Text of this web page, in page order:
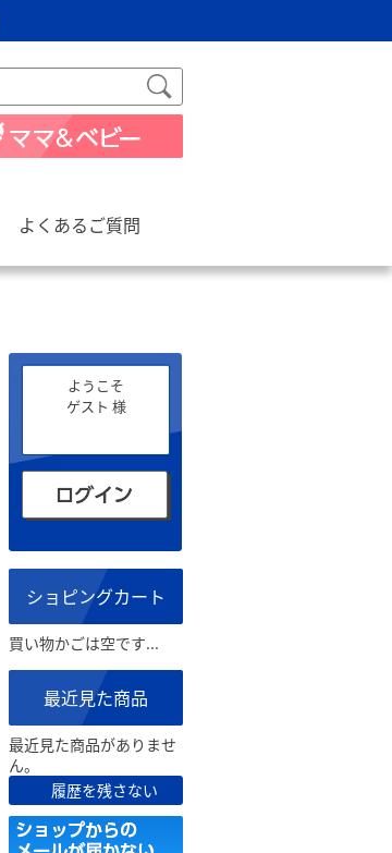
よくあるご質問
ようこそ
ゲスト 様
ショピングカート
買い物かごは空です...
最近見た商品
最近見た商品がありませ
ん。
履歴を残さない